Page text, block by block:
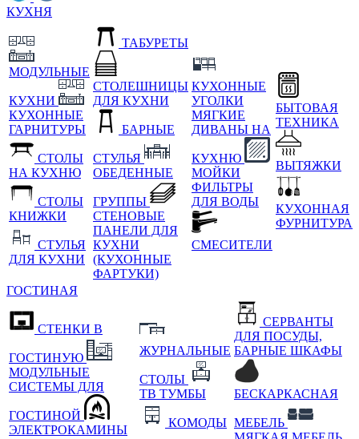
КУХНЯ
МОДУЛЬНЫЕ
КУХНИ
КУХОННЫЕ
ГАРНИТУРЫ
СТОЛЫ
НА КУХНЮ
СТОЛЫ
КНИЖКИ
СТУЛЬЯ
ДЛЯ КУХНИ
ТАБУРЕТЫ
СТОЛЕШНИЦЫ
ДЛЯ КУХНИ
БАРНЫЕ
СТУЛЬЯ
ОБЕДЕННЫЕ
ГРУППЫ
СТЕНОВЫЕ
ПАНЕЛИ ДЛЯ
КУХНИ
(КУХОННЫЕ
ФАРТУКИ)
КУХОННЫЕ
УГОЛКИ
МЯГКИЕ
ДИВАНЫ НА
КУХНЮ
МОЙКИ
ФИЛЬТРЫ
ДЛЯ ВОДЫ
СМЕСИТЕЛИ
БЫТОВАЯ
ТЕХНИКА
ВЫТЯЖКИ
КУХОННАЯ
ФУРНИТУРА
ГОСТИНАЯ
СТЕНКИ В
ГОСТИНУЮ
МОДУЛЬНЫЕ
СИСТЕМЫ ДЛЯ
ГОСТИНОЙ
ЭЛЕКТРОКАМИНЫ
ЖУРНАЛЬНЫЕ
СТОЛЫ
ТВ ТУМБЫ
КОМОДЫ
СЕРВАНТЫ
ДЛЯ ПОСУДЫ,
БАРНЫЕ ШКАФЫ
БЕСКАРКАСНАЯ
МЕБЕЛЬ